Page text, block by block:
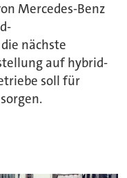
Mercedes-Benz
nächste
auf hybrid-
soll für